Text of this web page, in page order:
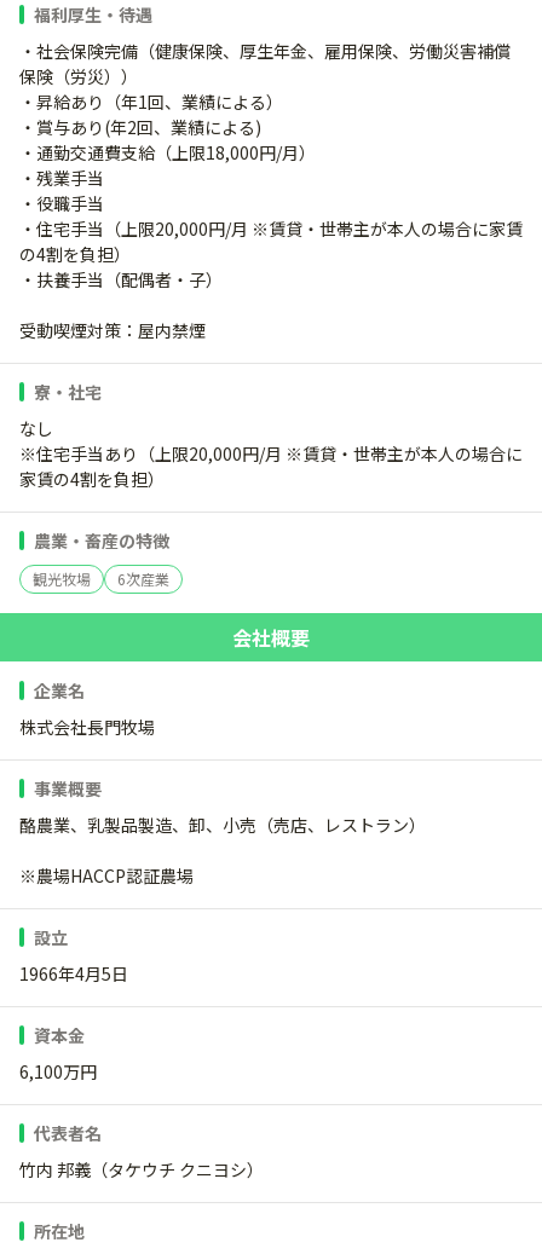
福利厚生・待遇
・社会保険完備（健康保険、厚生年金、雇用保険、労働災害補償
保険（労災））
・昇給あり（年1回、業績による）
・賞与あり(年2回、業績による)
・通勤交通費支給（上限18,000円/月）
・残業手当
・役職手当
・住宅手当（上限20,000円/月 ※賃貸・世帯主が本人の場合に家賃
の4割を負担）
・扶養手当（配偶者・子）
受動喫煙対策：屋内禁煙
寮・社宅
なし
※住宅手当あり（上限20,000円/月 ※賃貸・世帯主が本人の場合に
家賃の4割を負担）
農業・畜産の特徴
観光牧場 6次産業
会社概要
企業名
株式会社長門牧場
事業概要
酪農業、乳製品製造、卸、小売（売店、レストラン）
※農場HACCP認証農場
設立
1966年4月5日
資本金
6,100万円
代表者名
竹内 邦義（タケウチ クニヨシ）
所在地